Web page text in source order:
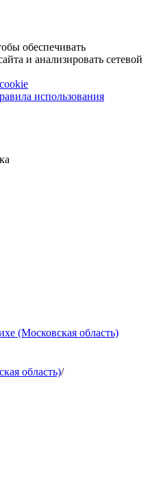
обеспечивать
и анализировать сетевой
использования
(Московская область)
область)/